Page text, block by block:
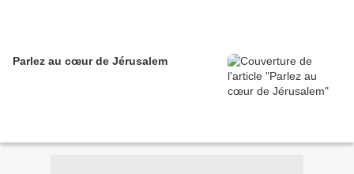
Parlez au cœur de Jérusalem